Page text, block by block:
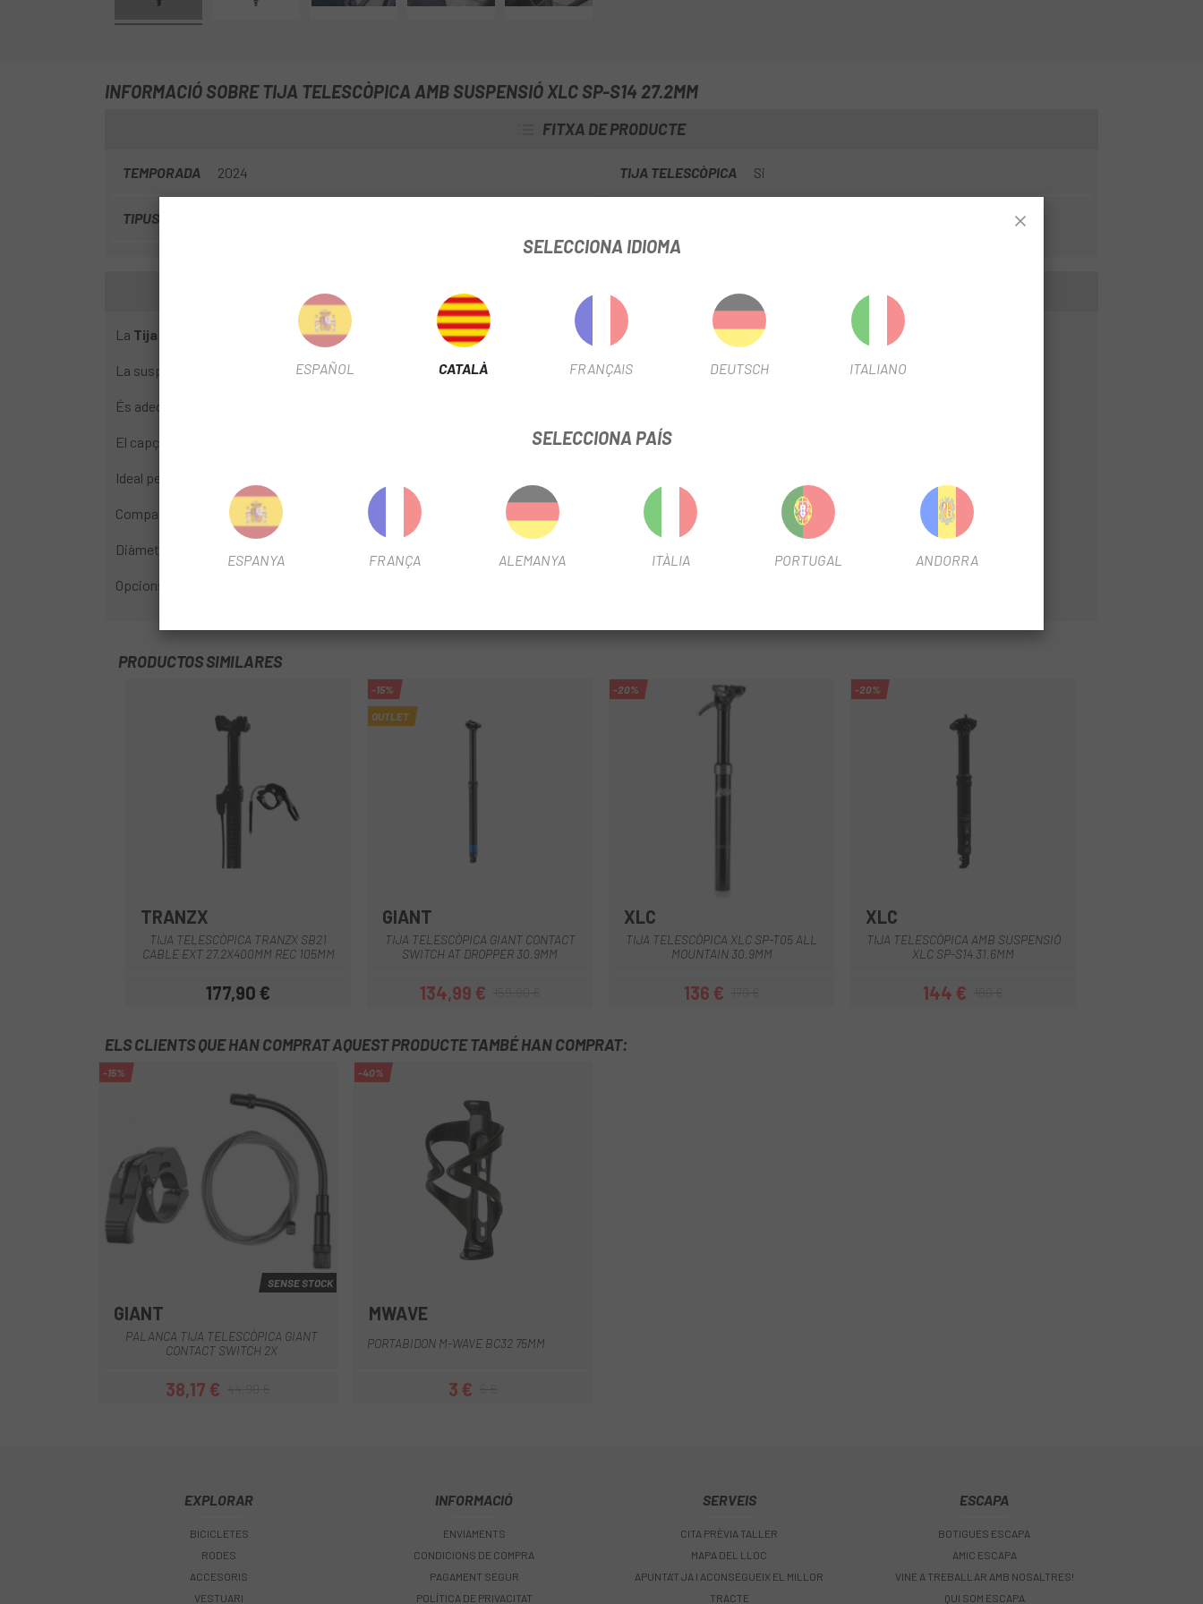
INFORMACIÓ SOBRE TIJA TELESCÒPICA AMB SUSPENSIÓ XLC SP-S14 27.2MM
FITXA DE PRODUCTE
TEMPORADA 2024 TIJA TELESCÒPICA Si
TIPUS TIJA TELESCÒPICA
INFORMACIÓ DEL PRODUCTE
La Tija Telescòpica Amb Suspensió XLC SP-S14 disposa de guiatge intern de cables.
La suspensió es pot ajustar mitjançant pressió d'aire fins a 70mm, segons el pes i les preferències del ciclista.
És adequada per a ciclistes d'entre 50 i 125 kg de pes.
El capçal patentat de perfil baix manté l'alçada de muntatge baixa.
Ideal per a Touring, Trekking i bicicletes de ciutat
Compatible amb la majoria de quadres de bicicleta.
Diàmetre: 27.2mm
Opcions de llargada: 390mm X 100mm, 340mm X 80mm
PRODUCTOS SIMILARES
TRANZX
TIJA TELESCÒPICA TRANZX SB21
CABLE EXT 27.2X400MM REC 105MM
Preu
177,90 €
-15%
OUTLET
GIANT
TIJA TELESCÒPICA GIANT CONTACT
SWITCH AT DROPPER 30.9MM
Preu
134,99 €Preu regular
-20%
XLC
TIJA TELESCÒPICA XLC SP-T05 ALL
MOUNTAIN 30.9MM
Preu
136 €Preu regular
-20%
XLC
TIJA TELESCÒPICA AMB SUSPENSIÓ
XLC SP-S14 31.6MM
Preu
144 €Preu regular
ELS CLIENTS QUE HAN COMPRAT AQUEST PRODUCTE TAMBÉ HAN COMPRAT:
-15%
SENSE STOCK
GIANT
PALANCA TIJA TELESCÒPICA GIANT
CONTACT SWITCH 2X
Preu
38,17 €Preu regular
-40%
MWAVE
PORTABIDON M-WAVE BC32 75MM
3 €
EXPLORAR
BICICLETES
RODES
ACCESORIS
VESTUARI
INFORMACIÓ
ENVIAMENTS
CONDICIONS DE COMPRA
PAGAMENT SEGUR
POLÍTICA DE PRIVACITAT
SERVEIS
CITA PRÈVIA TALLER
MAPA DEL LLOC
APUNTA'T JA I ACONSEGUEIX EL MILLOR
TRACTE
ESCAPA
BOTIGUES ESCAPA
AMIC ESCAPA
VINE A TREBALLAR AMB NOSALTRES!
QUI SOM ESCAPA
SELECCIONA IDIOMA
ESPAÑOL CATALÀ FRANÇAIS DEUTSCH ITALIANO
SELECCIONA PAÍS
ESPANYA FRANÇA ALEMANYA ITÀLIA PORTUGAL ANDORRA